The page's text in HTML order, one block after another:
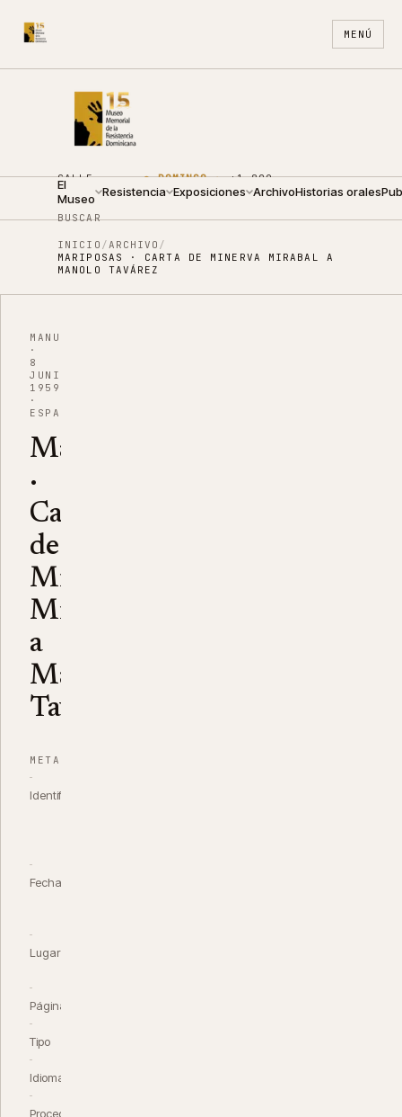
MENÚ
CALLE
ARZOBISPO
NOUEL 210
●DOMINGO ·
10:00 —
+1 809
688
ES EN
El
Museo Resistencia Exposiciones ArchivoHistorias orales
BUSCAR
INICIO /ARCHIVO /
MARIPOSAS · CARTA DE MINERVA MIRABAL A
MANOLO TAVÁREZ
MANUSCRITO
·
8
JUNIO
1959
·
ESPAÑOL
Mariposas
·
Carta
de
Minerva
Mirabal
a
Manolo
Tavárez
METADATOS
Identificador
Fecha
Lugar
Páginas
Tipo
Idioma
Procedencia